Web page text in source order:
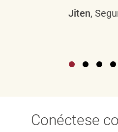
Jiten,
Conéctese